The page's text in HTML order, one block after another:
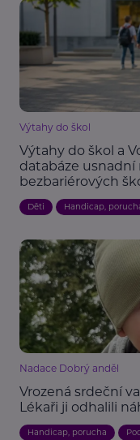
Výtahy do škol
Výtahy do škol a
databáze
bezbariérových
Děti Handicap,
Nadace Dobrý anděl
Vrozená srdeční
Lékaři ji odhalili
Handicap, porucha